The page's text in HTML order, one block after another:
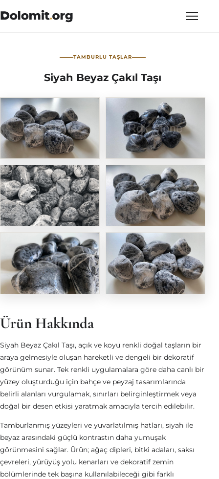
TAMBURLU TAŞLAR
Siyah Beyaz Çakıl Taşı
Ürün Hakkında
Siyah Beyaz Çakıl Taşı, açık ve koyu renkli doğal taşların bir
araya gelmesiyle oluşan hareketli ve dengeli bir dekoratif
görünüm sunar. Tek renkli uygulamalara göre daha canlı bir
yüzey oluşturduğu için bahçe ve peyzaj tasarımlarında
belirli alanları vurgulamak, sınırları belirginleştirmek veya
doğal bir desen etkisi yaratmak amacıyla tercih edilebilir.
Tamburlanmış yüzeyleri ve yuvarlatılmış hatları, siyah ile
beyaz arasındaki güçlü kontrastın daha yumuşak
görünmesini sağlar. Ürün; ağaç dipleri, bitki adaları, saksı
çevreleri, yürüyüş yolu kenarları ve dekoratif zemin
bölümlerinde tek başına kullanılabileceği gibi farklı